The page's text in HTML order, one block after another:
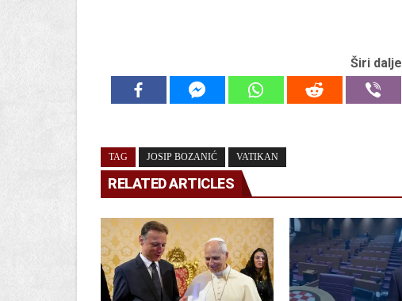
Širi dalje
TAG JOSIP BOZANIĆ VATIKAN
RELATED ARTICLES